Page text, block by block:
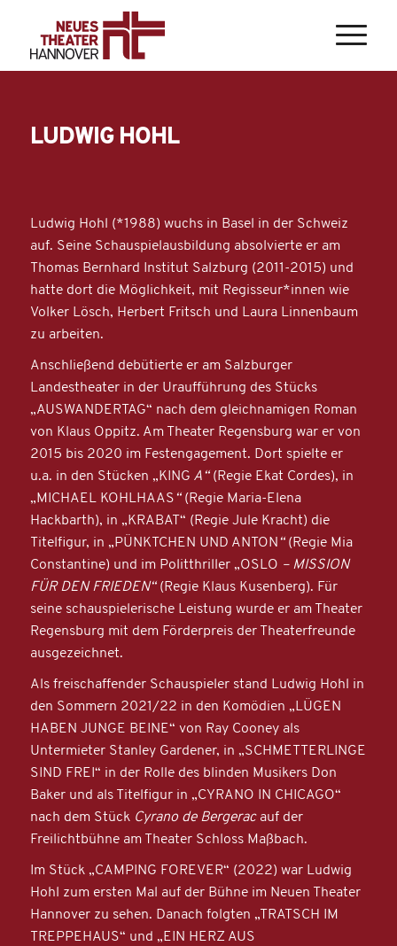
LUDWIG HOHL
Ludwig Hohl (*1988) wuchs in Basel in der Schweiz
auf. Seine Schauspielausbildung absolvierte er am
Thomas Bernhard Institut Salzburg (2011-2015) und
hatte dort die Möglichkeit, mit Regisseur*innen wie
Volker Lösch, Herbert Fritsch und Laura Linnenbaum
zu arbeiten.
Anschließend debütierte er am Salzburger
Landestheater in der Uraufführung des Stücks
„AUSWANDERTAG“ nach dem gleichnamigen Roman
von Klaus Oppitz. Am Theater Regensburg war er von
2015 bis 2020 im Festengagement. Dort spielte er
u.a. in den Stücken „KING A“(Regie Ekat Cordes), in
„MICHAEL KOHLHAAS“(Regie Maria-Elena
Hackbarth), in „KRABAT“ (Regie Jule Kracht) die
Titelfigur, in „PÜNKTCHEN UND ANTON “ (Regie Mia
Constantine) und im Politthriller „OSLO – MISSION
FÜR DEN FRIEDEN“(Regie Klaus Kusenberg). Für
seine schauspielerische Leistung wurde er am Theater
Regensburg mit dem Förderpreis der Theaterfreunde
ausgezeichnet.
Als freischaffender Schauspieler stand Ludwig Hohl in
den Sommern 2021/22 in den Komödien „LÜGEN
HABEN JUNGE BEINE“ von Ray Cooney als
Untermieter Stanley Gardener, in „SCHMETTERLINGE
SIND FREI“ in der Rolle des blinden Musikers Don
Baker und als Titelfigur in „CYRANO IN CHICAGO“
nach dem Stück Cyrano de Bergeracauf der
Freilichtbühne am Theater Schloss Maßbach.
Im Stück „CAMPING FOREVER“ (2022) war Ludwig
Hohl zum ersten Mal auf der Bühne im Neuen Theater
Hannover zu sehen. Danach folgten „TRATSCH IM
TREPPEHAUS“ und „EIN HERZ AUS